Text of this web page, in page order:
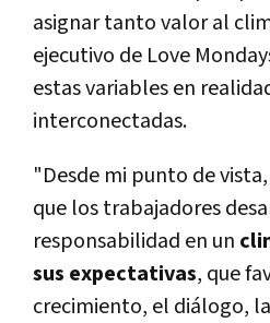
asignar tanto valor al
ejecutivo de Love
estas variables en
interconectadas.
"Desde mi punto de
que los trabajadores
responsabilidad en un
sus expectativas, que
crecimiento, el diálogo,